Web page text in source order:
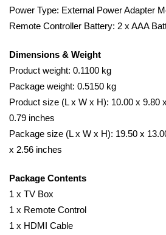
Power Type: External Power Adapter
Remote Controller Battery: 2 x AAA
Dimensions & Weight
Product weight: 0.1100 kg
Package weight: 0.5150 kg
Product size (L x W x H): 10.00 x 9.80
0.79 inches
Package size (L x W x H): 19.50 x
x 2.56 inches
Package Contents
1 x TV Box
1 x Remote Control
1 x HDMI Cable